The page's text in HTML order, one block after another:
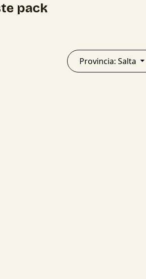
pack
Provincia: Salta